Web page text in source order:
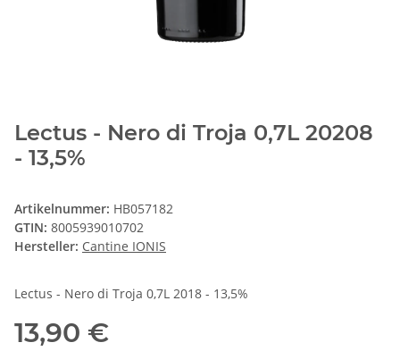
Lectus - Nero di Troja 0,7L 20208
- 13,5%
Artikelnummer: HB057182
GTIN: 8005939010702
Hersteller: Cantine IONIS
Lectus - Nero di Troja 0,7L 2018 - 13,5%
13,90 €